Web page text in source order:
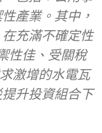
產業。其中，
充滿不確定性
性佳、受關稅
激增的水電瓦
升投資組合下